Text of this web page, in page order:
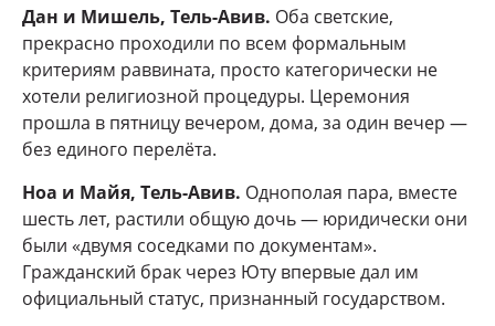
Дан и Мишель, Тель-Авив. Оба светские,
прекрасно проходили по всем формальным
критериям раввината, просто категорически не
хотели религиозной процедуры. Церемония
прошла в пятницу вечером, дома, за один вечер —
без единого перелёта.
Ноа и Майя, Тель-Авив. Однополая пара, вместе
шесть лет, растили общую дочь — юридически они
были «двумя соседками по документам».
Гражданский брак через Юту впервые дал им
официальный статус, признанный государством.